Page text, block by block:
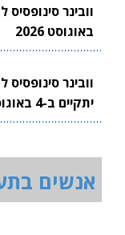
באוגוסט 2026
יתקיים ב-4 באוגוסט 2026
אנשים